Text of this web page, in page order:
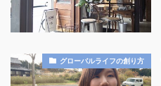
グローバルライフの創り方